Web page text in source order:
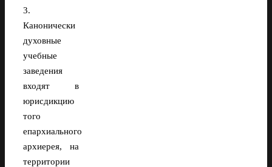
3.
Канонически
духовные
учебные
заведения
входят в
юрисдикцию
того
епархиального
архиерея, на
территории